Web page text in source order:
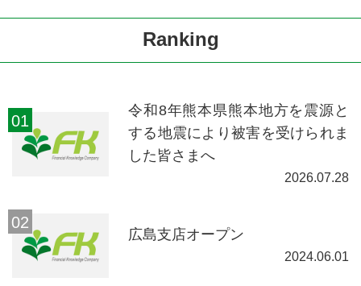
Ranking
令和8年熊本県熊本地方を震源と
する地震により被害を受けられま
した皆さまへ
2026.07.28
広島支店オープン
2024.06.01